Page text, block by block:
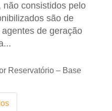
não consistidos pelo
são de
de geração
Reservatório – Base